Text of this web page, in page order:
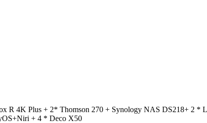
R 4K Plus + 2* Thomson 270 + Synology NAS DS218+ 2
+ 4 * Deco X50